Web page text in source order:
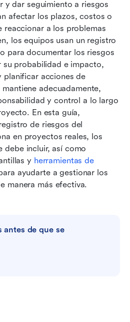
y dar seguimiento a riesgos
afectar los plazos, costos o
reaccionar a los problemas
los equipos usan un registro
para documentar los riesgos
su probabilidad e impacto,
planificar acciones de
adecuadamente,
y control a lo largo
En esta guía,
de riesgos del
en proyectos reales, los
debe incluir, así como
y herramientas de
ayudarte a gestionar los
manera más efectiva.
antes de que se